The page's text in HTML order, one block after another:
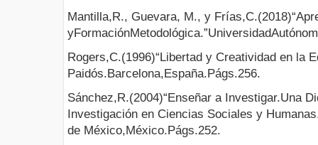
Mantilla,R., Guevara, M., y
Rogers,C.(1996)“Libertad y Creatividad en la
Paidós.Barcelona,España.Págs.256.
Sánchez,R.(2004)“Enseñar a Investigar.Una
Investigación en Ciencias Sociales y
de México,México.Págs.252.